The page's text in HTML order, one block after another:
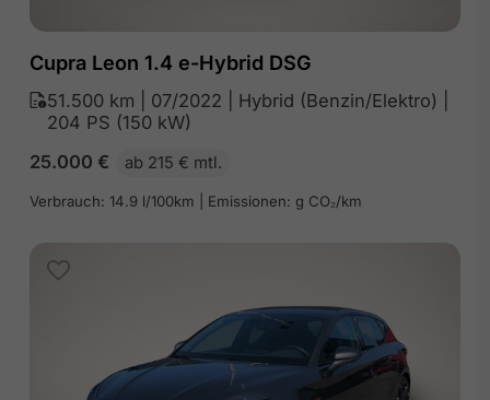
Cupra Leon 1.4 e-Hybrid DSG
51.500 km | 07/2022 | Hybrid (Benzin/Elektro) |
204 PS (150 kW)
25.000 € ab 215 € mtl.
Verbrauch: 14.9 l/100km | Emissionen: g CO₂/km